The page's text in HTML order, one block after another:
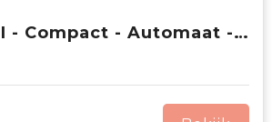
FALCONETTI - Compact - Automaat - 102 cm